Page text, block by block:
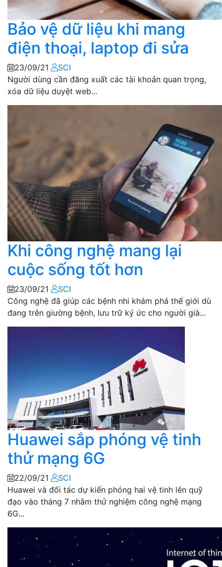
Bảo vệ dữ liệu khi mang
điện thoại, laptop đi sửa
23/09/21
SCI
Người dùng cần đăng xuất các tài khoản quan trọng,
xóa dữ liệu duyệt web...
Khi công nghệ mang lại
cuộc sống tốt hơn
23/09/21
SCI
Công nghệ đã giúp các bệnh nhi khám phá thế giới dù
đang trên giường bệnh, lưu trữ ký ức cho người già...
Huawei sắp phóng vệ tinh
thử mạng 6G
22/09/21
SCI
Huawei và đối tác dự kiến phóng hai vệ tinh lên quỹ
đạo vào tháng 7 nhằm thử nghiệm công nghệ mạng
6G...